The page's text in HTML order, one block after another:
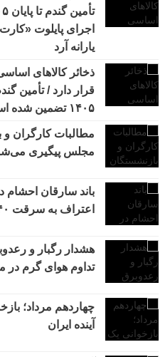
اجرای پایلوت
یارانه آرد
ذخائر کالاهای
قرار دارد / تأمین
۱۴۰۵ تضمین شده است
مطالبات کارگران
مجلس پیگیری
باند سارقان احشام
اعتراف به سرقت ۴۰ میلیارد ریالی
هشدار رگبار و
تداوم هوای گرم در
چهاردهم مرداد؛
آینده ایران